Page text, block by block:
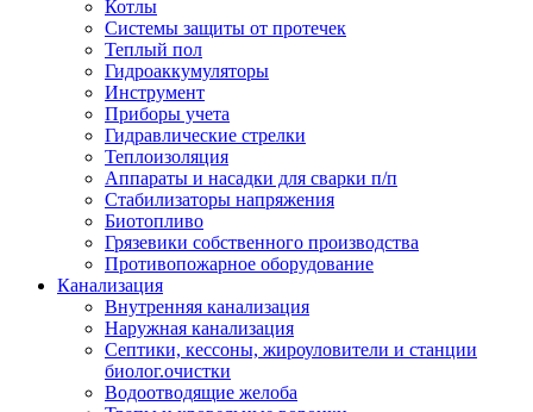
Котлы
Системы защиты от протечек
Теплый пол
Гидроаккумуляторы
Инструмент
Приборы учета
Гидравлические стрелки
Теплоизоляция
Аппараты и насадки для сварки п/п
Стабилизаторы напряжения
Биотопливо
Грязевики собственного производства
Противопожарное оборудование
Канализация
Внутренняя канализация
Наружная канализация
Септики, кессоны, жироуловители и станции
биолог.очистки
Водоотводящие желоба